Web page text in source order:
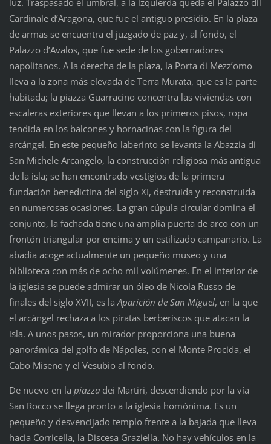
Cardinale d’Aragona, que fue el antiguo presidio. En la plaza
de armas se encuentra el juzgado de paz y, al fondo, el
Palazzo d’Avalos, que fue sede de los gobernadores
napolitanos. A la derecha de la plaza, la Porta di Mezz’omo
lleva a la zona más elevada de Terra Murata, que es la parte
habitada; la piazza Guarracino concentra las viviendas con
escaleras exteriores que llevan a los primeros pisos, ropa
tendida en los balcones y hornacinas con la figura del
arcángel. En este pequeño laberinto se levanta la Abazzia di
San Michele Arcangelo, la construcción religiosa más antigua
de la isla; se han encontrado vestigios de la primera
fundación benedictina del siglo XI, destruida y reconstruida
en numerosas ocasiones. La gran cúpula circular domina el
conjunto, la fachada tiene una amplia puerta de arco con un
frontón triangular por encima y un estilizado campanario. La
abadía acoge actualmente un pequeño museo y una
biblioteca con más de ocho mil volúmenes. En el interior de
la iglesia se puede admirar un óleo de Nicola Russo de
finales del siglo XVII, es la Aparición de San Miguel, en la que
el arcángel rechaza a los piratas berberiscos que atacan la
isla. A unos pasos, un mirador proporciona una buena
panorámica del golfo de Nápoles, con el Monte Procida, el
Cabo Miseno y el Vesubio al fondo.
De nuevo en la piazzadei Martiri, descendiendo por la vía
San Rocco se llega pronto a la iglesia homónima. Es un
pequeño y desvencijado templo frente a la bajada que lleva
hacia Corricella, la Discesa Graziella. No hay vehículos en la